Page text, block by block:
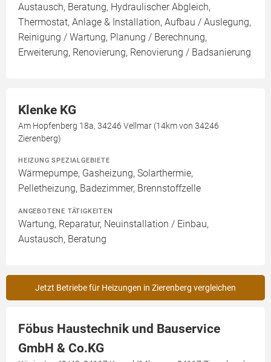
Austausch, Beratung, Hydraulischer Abgleich,
Thermostat, Anlage & Installation, Aufbau / Auslegung,
Reinigung / Wartung, Planung / Berechnung,
Erweiterung, Renovierung, Renovierung / Badsanierung
Klenke KG
Am Hopfenberg 18a, 34246 Vellmar (14km von 34246
Zierenberg)
HEIZUNG SPEZIALGEBIETE
Wärmepumpe, Gasheizung, Solarthermie,
Pelletheizung, Badezimmer, Brennstoffzelle
ANGEBOTENE TÄTIGKEITEN
Wartung, Reparatur, Neuinstallation / Einbau,
Austausch, Beratung
Jetzt Betriebe für Heizungen in Zierenberg vergleichen
Föbus Haustechnik und Bauservice
GmbH & Co.KG